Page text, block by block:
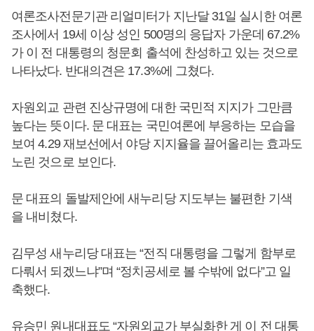
여론조사전문기관 리얼미터가 지난달 31일 실시한 여론
조사에서 19세 이상 성인 500명의 응답자 가운데 67.2%
가 이 전 대통령의 청문회 출석에 찬성하고 있는 것으로
나타났다. 반대의견은 17.3%에 그쳤다.
자원외교 관련 진상규명에 대한 국민적 지지가 그만큼
높다는 뜻이다. 문 대표는 국민여론에 부응하는 모습을
보여 4.29 재보선에서 야당 지지율을 끌어올리는 효과도
노린 것으로 보인다.
문 대표의 돌발제안에 새누리당 지도부는 불편한 기색
을 내비쳤다.
김무성 새누리당 대표는 “전직 대통령을 그렇게 함부로
다뤄서 되겠느냐”며 “정치공세로 볼 수밖에 없다”고 일
축했다.
유승민 원내대표도 “자원외교가 부실화한 게 이 전 대통